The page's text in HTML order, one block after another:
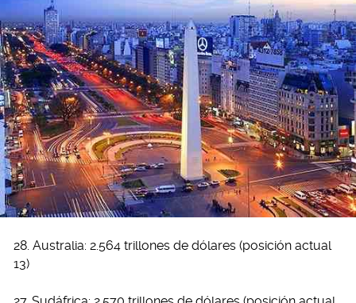
28. Australia: 2.564 trillones de dólares (posición actual
13)